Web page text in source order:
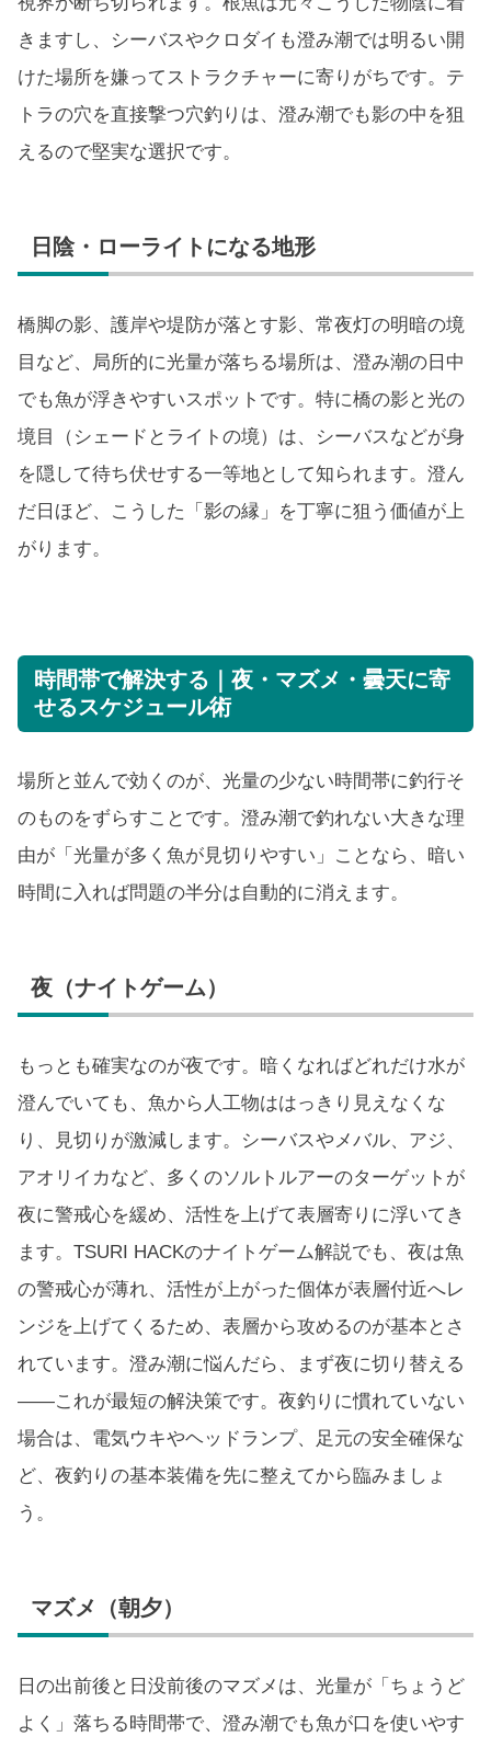
きますし、シーバスやクロダイも澄み潮では明るい開
けた場所を嫌ってストラクチャーに寄りがちです。テ
トラの穴を直接撃つ穴釣りは、澄み潮でも影の中を狙
えるので堅実な選択です。
日陰・ローライトになる地形
橋脚の影、護岸や堤防が落とす影、常夜灯の明暗の境
目など、局所的に光量が落ちる場所は、澄み潮の日中
でも魚が浮きやすいスポットです。特に橋の影と光の
境目（シェードとライトの境）は、シーバスなどが身
を隠して待ち伏せする一等地として知られます。澄ん
だ日ほど、こうした「影の縁」を丁寧に狙う価値が上
がります。
時間帯で解決する｜夜・マズメ・曇天に寄
せるスケジュール術
場所と並んで効くのが、光量の少ない時間帯に釣行そ
のものをずらすことです。澄み潮で釣れない大きな理
由が「光量が多く魚が見切りやすい」ことなら、暗い
時間に入れば問題の半分は自動的に消えます。
夜（ナイトゲーム）
もっとも確実なのが夜です。暗くなればどれだけ水が
澄んでいても、魚から人工物ははっきり見えなくな
り、見切りが激減します。シーバスやメバル、アジ、
アオリイカなど、多くのソルトルアーのターゲットが
夜に警戒心を緩め、活性を上げて表層寄りに浮いてき
ます。TSURI HACKのナイトゲーム解説でも、夜は魚
の警戒心が薄れ、活性が上がった個体が表層付近へレ
ンジを上げてくるため、表層から攻めるのが基本とさ
れています。澄み潮に悩んだら、まず夜に切り替える
——これが最短の解決策です。夜釣りに慣れていない
場合は、電気ウキやヘッドランプ、足元の安全確保な
ど、夜釣りの基本装備を先に整えてから臨みましょ
う。
マズメ（朝夕）
日の出前後と日没前後のマズメは、光量が「ちょうど
よく」落ちる時間帯で、澄み潮でも魚が口を使いやす